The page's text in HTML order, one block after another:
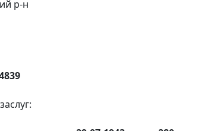
р-н